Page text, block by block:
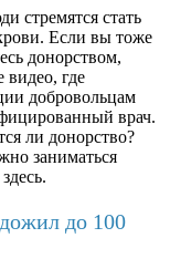
стремятся стать
Если вы тоже
донорством,
видео, где
добровольцам
врач.
ли донорство?
заниматься
до 100